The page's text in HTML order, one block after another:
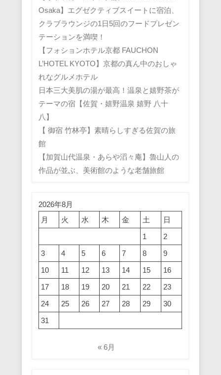
Osaka】エグゼクティブスイートに宿泊、
クラブラウンジの1日5回のフードプレゼン
テーションを満喫！
【フォションホテル京都 FAUCHON
L’HOTEL KYOTO】京都の真ん中のおしゃ
れなグルメホテル
日本三大美肌の湯が最高！温泉と嬉野茶が
テーマの宿【佐賀・嬉野温泉 嬉野 八十
八】
【 御宿 竹林亭】素晴らしすぎる佐賀の旅
館
【加賀山代温泉・あらや滔々庵】魯山人の
作品が並ぶ、美術館のような老舗旅館
2026年8月
月
火 水 木 金 土
日
1
2
3
4 5 6 7 8
9
10
11 12 13 14 15
16
17
18 19 20 21 22
23
24
25 26 27 28 29
30
31
« 6月